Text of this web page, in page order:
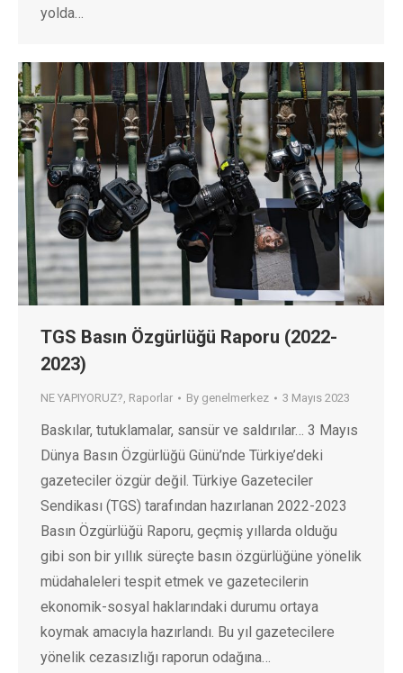
yolda…
TGS Basın Özgürlüğü Raporu (2022-
2023)
NE YAPIYORUZ?, Raporlar By genelmerkez 3 Mayıs 2023
Baskılar, tutuklamalar, sansür ve saldırılar… 3 Mayıs
Dünya Basın Özgürlüğü Günü’nde Türkiye’deki
gazeteciler özgür değil. Türkiye Gazeteciler
Sendikası (TGS) tarafından hazırlanan 2022-2023
Basın Özgürlüğü Raporu, geçmiş yıllarda olduğu
gibi son bir yıllık süreçte basın özgürlüğüne yönelik
müdahaleleri tespit etmek ve gazetecilerin
ekonomik-sosyal haklarındaki durumu ortaya
koymak amacıyla hazırlandı. Bu yıl gazetecilere
yönelik cezasızlığı raporun odağına…